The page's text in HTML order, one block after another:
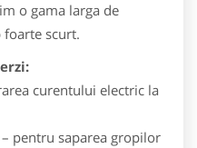
o gama larga de
scurt.
curentului electric la
pentru saparea gropilor